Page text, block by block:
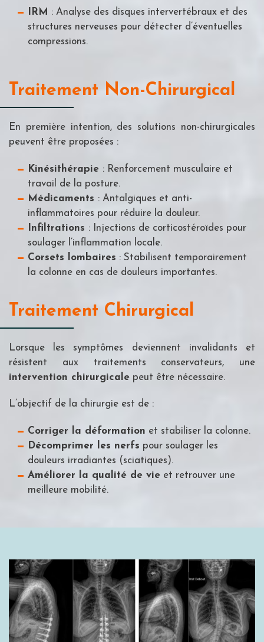
IRM : Analyse des disques intervertébraux et des
structures nerveuses pour détecter d’éventuelles
compressions.
Traitement Non-Chirurgical
En première intention, des solutions non-chirurgicales
peuvent être proposées :
Kinésithérapie : Renforcement musculaire et
travail de la posture.
Médicaments : Antalgiques et anti-
inflammatoires pour réduire la douleur.
Infiltrations : Injections de corticostéroïdes pour
soulager l’inflammation locale.
Corsets lombaires : Stabilisent temporairement
la colonne en cas de douleurs importantes.
Traitement Chirurgical
Lorsque les symptômes deviennent invalidants et
résistent aux traitements conservateurs, une
intervention chirurgicale peut être nécessaire.
L’objectif de la chirurgie est de :
Corriger la déformation et stabiliser la colonne.
Décomprimer les nerfs pour soulager les
douleurs irradiantes (sciatiques).
Améliorer la qualité de vie et retrouver une
meilleure mobilité.